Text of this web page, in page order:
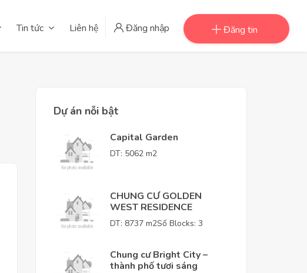
Tin tức Liên hệ Đăng nhập Đăng tin
Dự án nỗi bật
Capital Garden
DT: 5062 m2
CHUNG CƯ GOLDEN
WEST RESIDENCE
DT: 8737 m2Số Blocks: 3
Chung cư Bright City –
thành phố tươi sáng